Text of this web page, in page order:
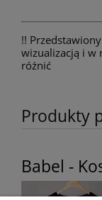
!!
wizualizacją i w
różnić
Produkty
Babel -